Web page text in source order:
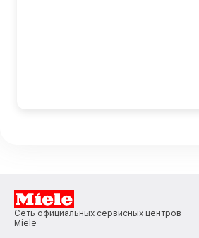
Сеть официальных сервисных центров
Miele